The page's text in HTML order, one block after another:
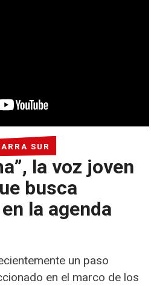
SUR
la voz joven
busca
la agenda
un paso
en el marco de los